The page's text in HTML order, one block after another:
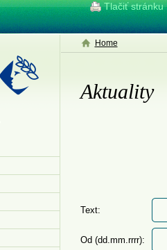
Tlačiť stránku
Home
Aktuality
Text:
Od (dd.mm.rrrr):